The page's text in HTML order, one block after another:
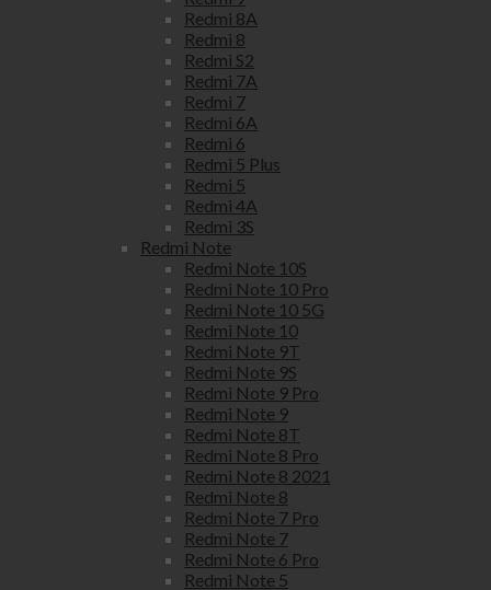
Redmi 8A
Redmi 8
Redmi S2
Redmi 7A
Redmi 7
Redmi 6A
Redmi 6
Redmi 5 Plus
Redmi 5
Redmi 4A
Redmi 3S
Redmi Note
Redmi Note 10S
Redmi Note 10 Pro
Redmi Note 10 5G
Redmi Note 10
Redmi Note 9T
Redmi Note 9S
Redmi Note 9 Pro
Redmi Note 9
Redmi Note 8T
Redmi Note 8 Pro
Redmi Note 8 2021
Redmi Note 8
Redmi Note 7 Pro
Redmi Note 7
Redmi Note 6 Pro
Redmi Note 5